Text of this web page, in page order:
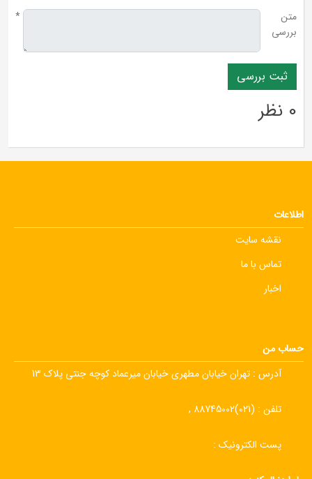
متن
بررسی
*
0 نظر
اطلاعات
نقشه سایت
تماس با ما
اخبار
حساب من
آدرس : تهران خیابان مطهری خیابان میرعماد کوچه جنتی پلاک 13
تلفن : (021)88745002 ,
پست الکترونیک :